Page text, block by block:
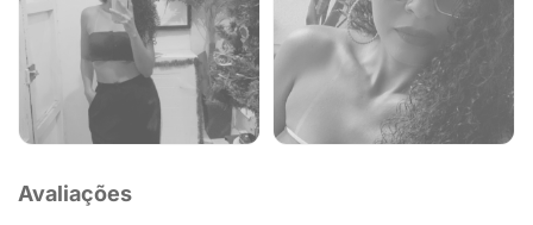
Avaliações